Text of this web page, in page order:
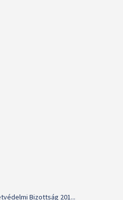
Bizottság 201...